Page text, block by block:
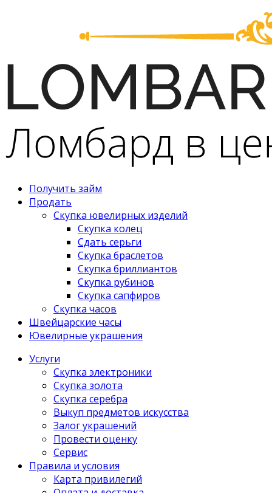
Получить займ
Продать
Скупка ювелирных изделий
Скупка колец
Сдать серьги
Скупка браслетов
Скупка бриллиантов
Скупка рубинов
Скупка сапфиров
Скупка часов
Швейцарские часы
Ювелирные украшения
Услуги
Скупка электроники
Скупка золота
Скупка серебра
Выкуп предметов искусства
Залог украшений
Провести оценку
Сервис
Правила и условия
Карта привилегий